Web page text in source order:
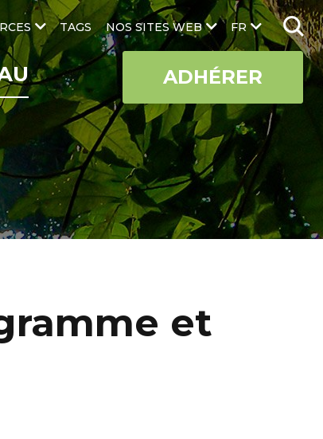
FR
TAGS NOS SITES WEB
ADHÉRER
et